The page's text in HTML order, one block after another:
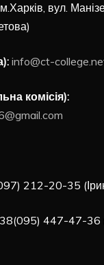
вул.
info@ct-
комісія):
212-20-35
447-47-36